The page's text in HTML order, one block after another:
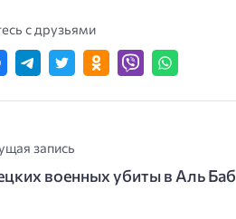
с друзьями
запись
военных убиты в Аль Баб